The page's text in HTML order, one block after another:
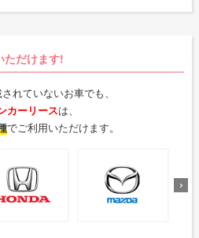
ただけます!
れていないお車でも、
カーリースは、
でご利用いただけます。